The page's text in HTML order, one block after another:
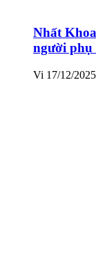
Nhất
người phụ
Vi 17/12/2025